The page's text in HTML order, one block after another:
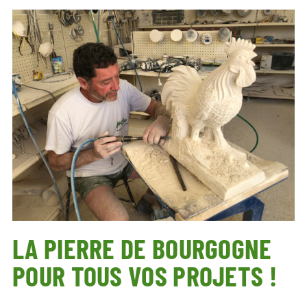
LA PIERRE DE BOURGOGNE
POUR TOUS VOS PROJETS !